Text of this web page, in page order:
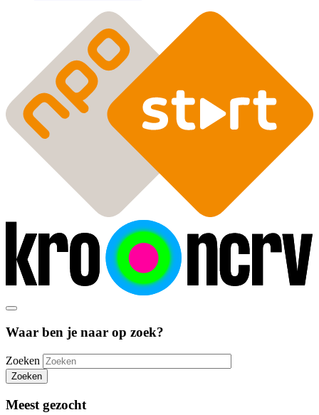
Waar ben je naar op zoek?
Zoeken
Zoeken
Meest gezocht